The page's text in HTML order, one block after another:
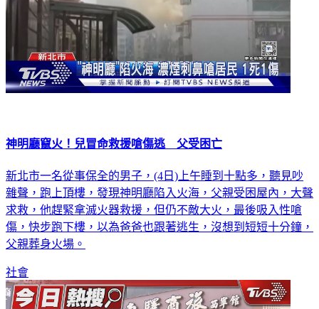
神明廳竄火！兒冒命救援嗆傷逃 父受困亡
新北市一名從事保全的男子，(4日)上午睡到十點多，聽見吵
雜聲，跑上頂樓，發現神明廳陷入火海，父親受困屋內，大聲
求救，他趕緊拿滅火器救援，但仍不敵大火，最後吸入性嗆
傷，快步跑下樓，以為爸爸也跟著逃生，沒想到短短十分鐘，
父親葬身火場。
社會